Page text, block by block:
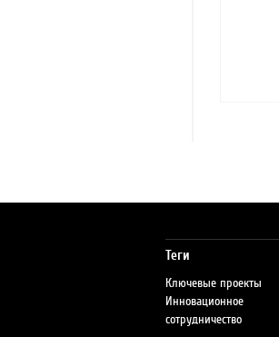
Теги
Ключевые проекты
Инновационное
сотрудничество